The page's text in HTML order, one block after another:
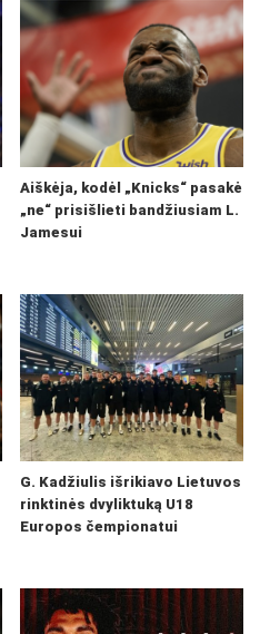
Aiškėja, kodėl „Knicks“ pasakė
„ne“ prisišlieti bandžiusiam L.
Jamesui
G. Kadžiulis išrikiavo Lietuvos
rinktinės dvyliktuką U18
Europos čempionatui